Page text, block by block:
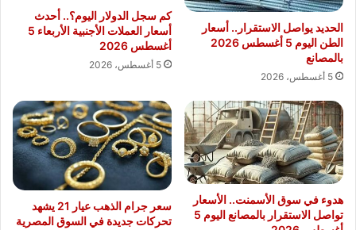
الحديد يواصل الاستقرار.. أسعار
الطن اليوم 5 أغسطس 2026
بالمصانع
5 أغسطس، 2026
كم سجل الدولار اليوم؟.. أحدث
أسعار العملات الأجنبية الأربعاء 5
أغسطس 2026
5 أغسطس، 2026
هدوء في سوق الأسمنت.. الأسعار
تواصل الاستقرار بالمصانع اليوم 5
سعر جرام الذهب عيار 21 يشهد
تحركات جديدة في السوق المصرية